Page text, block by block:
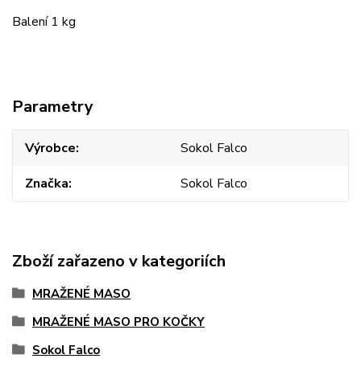
Balení 1 kg
Parametry
Výrobce
Sokol Falco
Značka
Sokol Falco
Zboží zařazeno v kategoriích
MRAŽENÉ MASO
MRAŽENÉ MASO PRO KOČKY
Sokol Falco